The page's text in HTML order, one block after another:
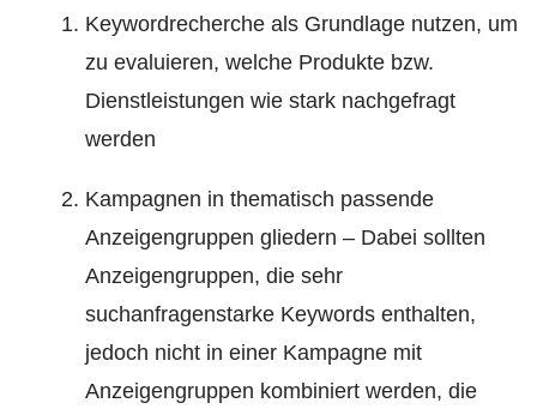
Keywordrecherche als Grundlage nutzen, um
zu evaluieren, welche Produkte bzw.
Dienstleistungen wie stark nachgefragt
werden
Kampagnen in thematisch passende
Anzeigengruppen gliedern – Dabei sollten
Anzeigengruppen, die sehr
suchanfragenstarke Keywords enthalten,
jedoch nicht in einer Kampagne mit
Anzeigengruppen kombiniert werden, die